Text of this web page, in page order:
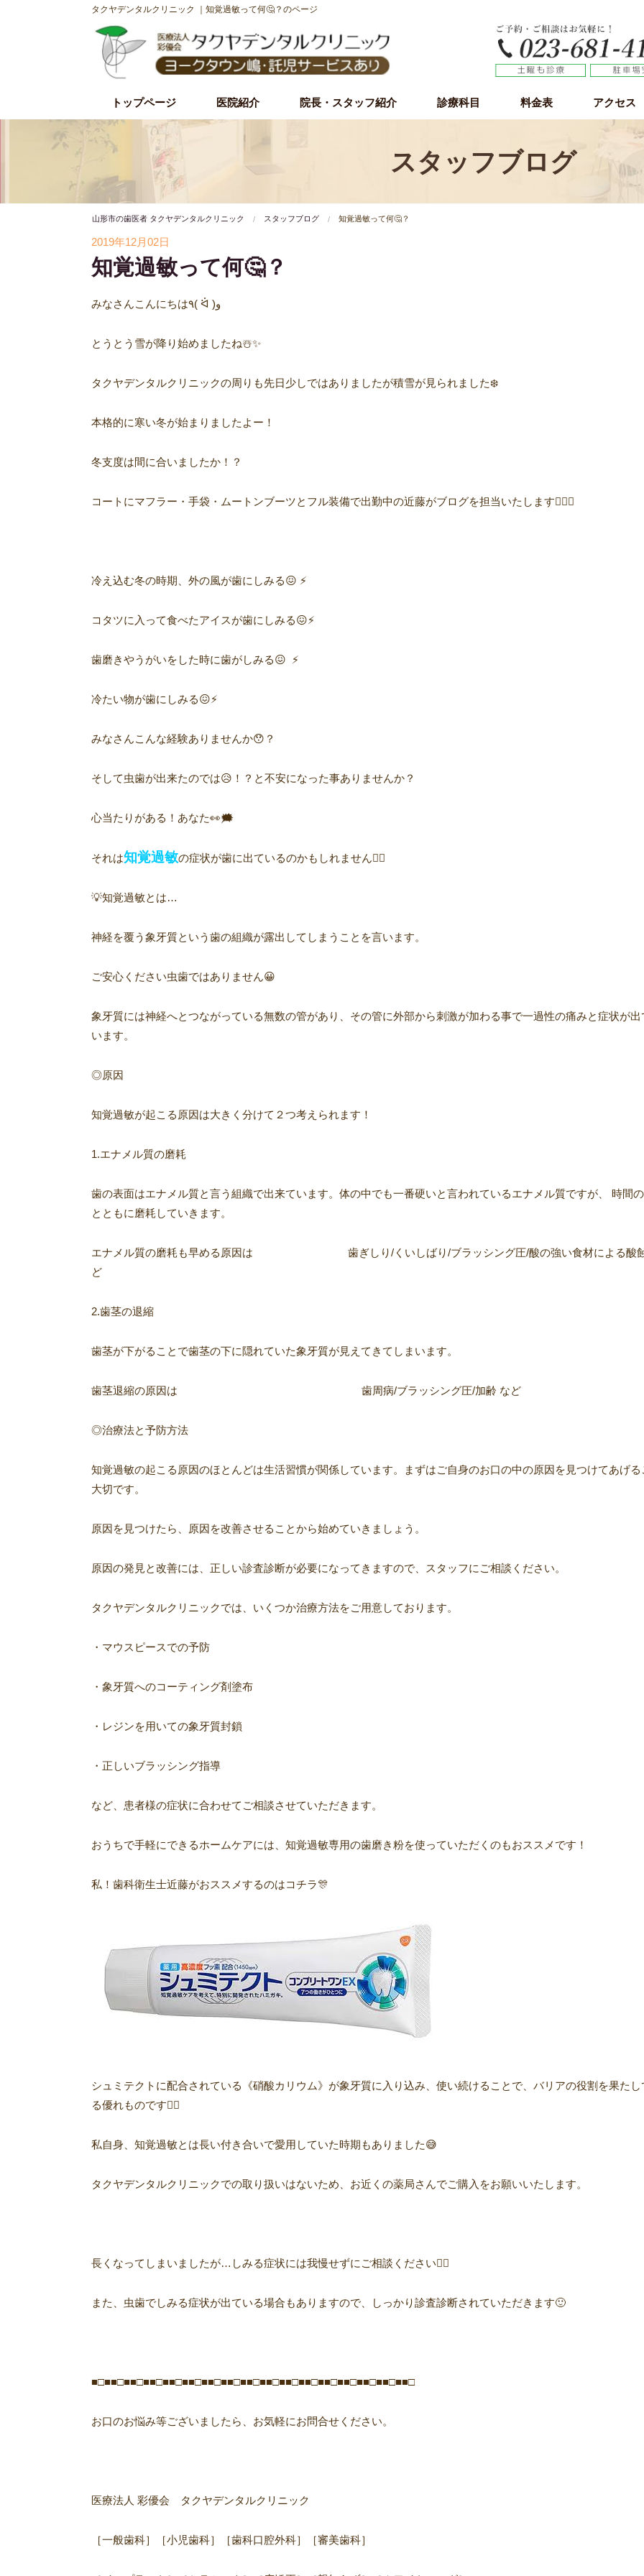
タクヤデンタルクリニック ｜知覚過敏って何🤔？のページ
トップページ 医院紹介
初診時の流れ
理事長紹介
院内・設備紹介
治療理念・方針
院長・スタッフ紹介 診療科目 料金表 アクセス
スタッフブログ
山形市の歯医者 タクヤデンタルクリニック スタッフブログ 知覚過敏って何🤔？
2019年12月02日
知覚過敏って何🤔？
みなさんこんにちは٩( ᐛ )و
とうとう雪が降り始めましたね☃️✨
タクヤデンタルクリニックの周りも先日少しではありましたが積雪が見られました❄️
本格的に寒い冬が始まりましたよー！
冬支度は間に合いましたか！？
コートにマフラー・手袋・ムートンブーツとフル装備で出勤中の近藤がブログを担当いたします🧚🏻‍♀️
冷え込む冬の時期、外の風が歯にしみる😖 ⚡️
コタツに入って食べたアイスが歯にしみる😖⚡️
歯磨きやうがいをした時に歯がしみる😖 ⚡️
冷たい物が歯にしみる😖⚡️
みなさんこんな経験ありませんか😯？
そして虫歯が出来たのでは😥！？と不安になった事ありませんか？
心当たりがある！あなた👀🗯
それは知覚過敏の症状が歯に出ているのかもしれません👩‍⚕️
💡知覚過敏とは…
神経を覆う象牙質という歯の組織が露出してしまうことを言います。
ご安心ください虫歯ではありません😀
象牙質には神経へとつながっている無数の管があり、その管に外部から刺激が加わる事で一過性の痛みと症状が出
います。
◎原因
知覚過敏が起こる原因は大きく分けて２つ考えられます！
1.エナメル質の磨耗
歯の表面はエナメル質と言う組織で出来ています。体の中でも一番硬いと言われているエナメル質ですが、 時間
とともに磨耗していきます。
エナメル質の磨耗も早める原因は 歯ぎしり/くいしばり/ブラッシング圧/酸の強い食材による酸
ど
2.歯茎の退縮
歯茎が下がることで歯茎の下に隠れていた象牙質が見えてきてしまいます。
歯茎退縮の原因は 歯周病/ブラッシング圧/加齢 など
◎治療法と予防方法
知覚過敏の起こる原因のほとんどは生活習慣が関係しています。まずはご自身のお口の中の原因を見つけてあげる
大切です。
原因を見つけたら、原因を改善させることから始めていきましょう。
原因の発見と改善には、正しい診査診断が必要になってきますので、スタッフにご相談ください。
タクヤデンタルクリニックでは、いくつか治療方法をご用意しております。
・マウスピースでの予防
・象牙質へのコーティング剤塗布
・レジンを用いての象牙質封鎖
・正しいブラッシング指導
など、患者様の症状に合わせてご相談させていただきます。
おうちで手軽にできるホームケアには、知覚過敏専用の歯磨き粉を使っていただくのもおススメです！
私！歯科衛生士近藤がおススメするのはコチラ🎊
シュミテクトに配合されている《硝酸カリウム》が象牙質に入り込み、使い続けることで、バリアの役割を果たし
る優れものです🙆‍♀️
私自身、知覚過敏とは長い付き合いで愛用していた時期もありました😅
タクヤデンタルクリニックでの取り扱いはないため、お近くの薬局さんでご購入をお願いいたします。
長くなってしまいましたが…しみる症状には我慢せずにご相談ください👩‍⚕️
また、虫歯でしみる症状が出ている場合もありますので、しっかり診査診断されていただきます🙂
■□■■□■■□■■□■■□■■□■■□■■□■■□■■□■■□■■□■■□■■□■■□■■□■■□
お口のお悩み等ございましたら、お気軽にお問合せください。
医療法人 彩優会 タクヤデンタルクリニック
［一般歯科］［小児歯科］［歯科口腔外科］［審美歯科］